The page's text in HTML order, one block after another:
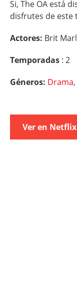
Si, The OA está
disfrutes de este
Actores: Brit
Temporadas : 2
Géneros: Drama
Ver en Netflix